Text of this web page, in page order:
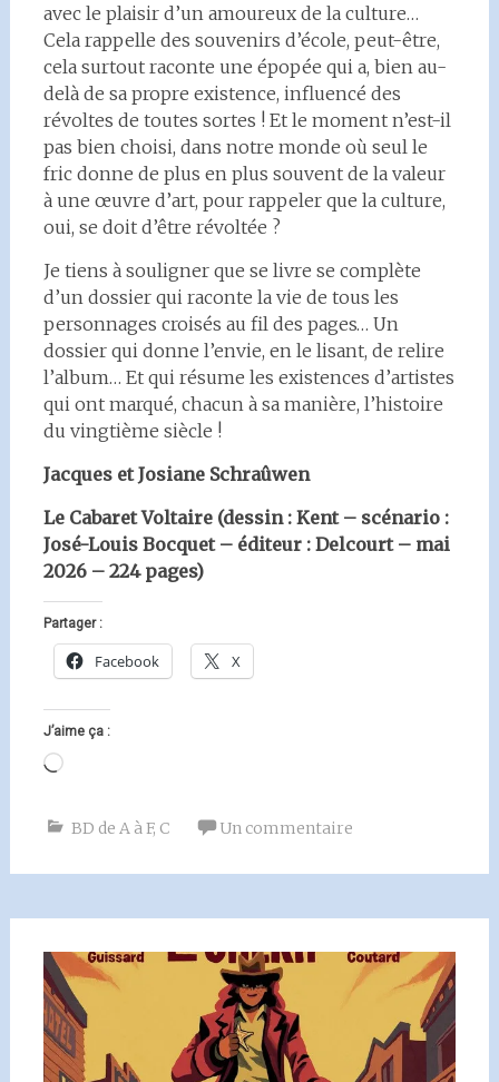
avec le plaisir d’un amoureux de la culture…
Cela rappelle des souvenirs d’école, peut-être,
cela surtout raconte une épopée qui a, bien au-
delà de sa propre existence, influencé des
révoltes de toutes sortes ! Et le moment n’est-il
pas bien choisi, dans notre monde où seul le
fric donne de plus en plus souvent de la valeur
à une œuvre d’art, pour rappeler que la culture,
oui, se doit d’être révoltée ?
Je tiens à souligner que se livre se complète
d’un dossier qui raconte la vie de tous les
personnages croisés au fil des pages… Un
dossier qui donne l’envie, en le lisant, de relire
l’album… Et qui résume les existences d’artistes
qui ont marqué, chacun à sa manière, l’histoire
du vingtième siècle !
Jacques et Josiane Schraûwen
Le Cabaret Voltaire (dessin : Kent – scénario :
José-Louis Bocquet – éditeur : Delcourt – mai
2026 – 224 pages)
Partager :
Facebook X
J’aime ça :
Chargement…
BD de A à F, C Un commentaire